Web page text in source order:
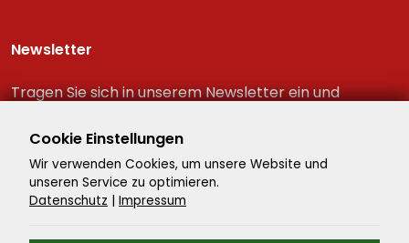
Newsletter
Tragen Sie sich in unserem Newsletter ein und
Reiseschnäppchen!
Cookie Einstellungen
Wir verwenden Cookies, um unsere Website und
unseren Service zu optimieren.
Datenschutz | Impressum